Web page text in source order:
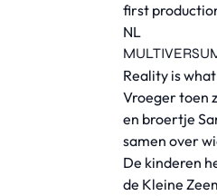
first
NL
Reality is
Vroeger toen
en broertje
samen over
De kinderen
de Kleine